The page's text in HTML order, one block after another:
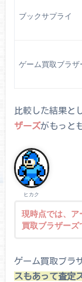
ブックサプライ
ゲーム買取ブラザ
比較した結果と
ザーズがもっと
ヒカク
現時点では、ア
買取ブラザーズ
ゲーム買取ブラ
スもあって査定